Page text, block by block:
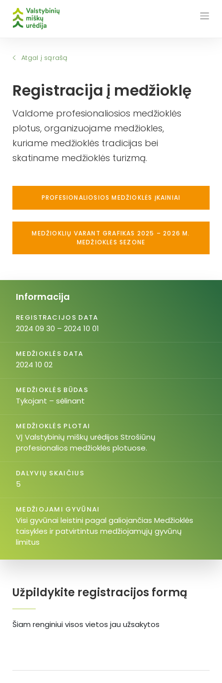
Atgal į sąrašą
Registracija į medžioklę
Valdome profesionaliosios medžioklės
plotus, organizuojame medžiokles,
kuriame medžioklės tradicijas bei
skatiname medžioklės turizmą.
PROFESIONALIOSIOS MEDŽIOKLĖS ĮKAINIAI
MEDŽIOKLIŲ VARANT GRAFIKAS 2025 – 2026 M.
MEDŽIOKLĖS SEZONE
Užpildykite registracijos formą
Šiam renginiui visos vietos jau užsakytos
Informacija
REGISTRACIJOS DATA
2024 09 30 – 2024 10 01
MEDŽIOKLĖS DATA
2024 10 02
MEDŽIOKLĖS BŪDAS
Tykojant – sėlinant
MEDŽIOKLĖS PLOTAI
VĮ Valstybinių miškų urėdijos Strošiūnų
profesionalios medžioklės plotuose.
DALYVIŲ SKAIČIUS
5
MEDŽIOJAMI GYVŪNAI
Visi gyvūnai leistini pagal galiojančias Medžioklės
taisykles ir patvirtintus medžiojamųjų gyvūnų
limitus